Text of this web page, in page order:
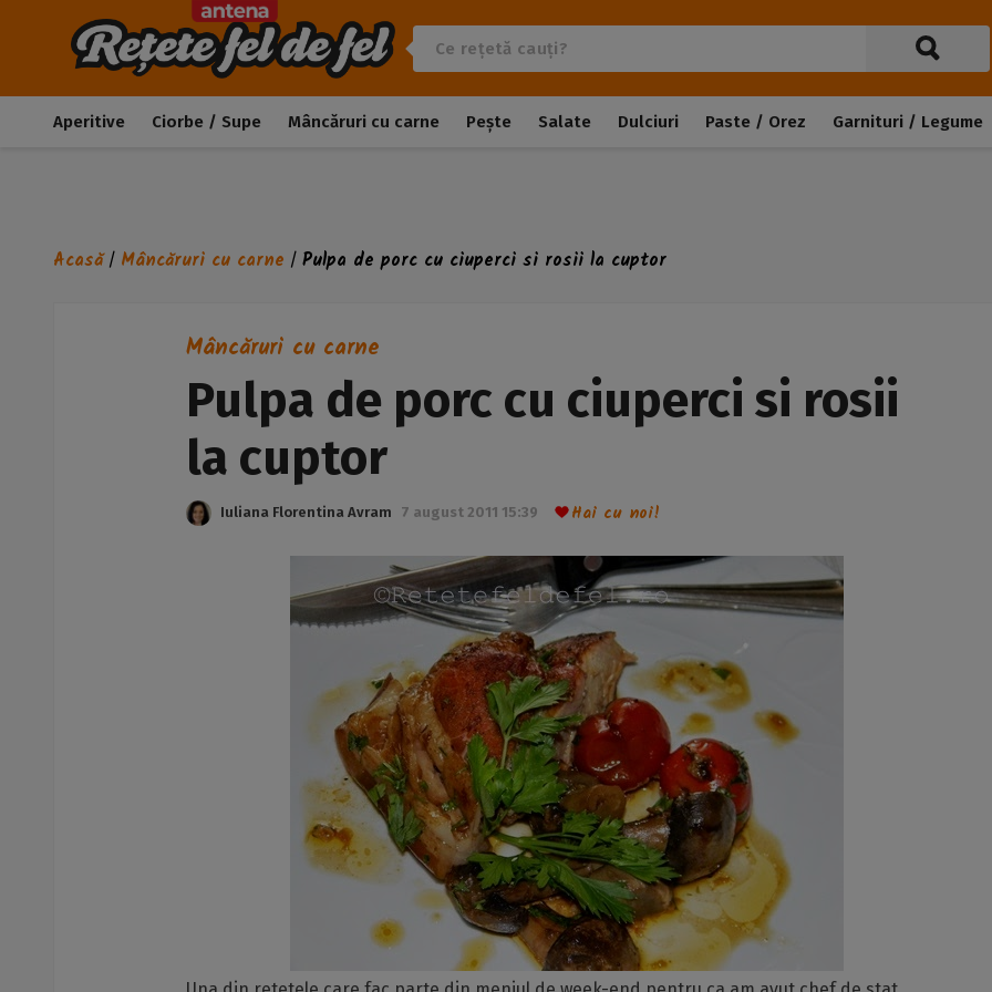
Aperitive Ciorbe / Supe Mâncăruri cu carne Pește Salate Dulciuri Paste / Orez Garnituri / Legume
Acasă/ Mâncăruri cu carne / Pulpa de porc cu ciuperci si rosii la cuptor
Mâncăruri cu carne
Pulpa de porc cu ciuperci si rosii
la cuptor
Iuliana Florentina Avram 7 august 2011 15:39 Hai cu noi!